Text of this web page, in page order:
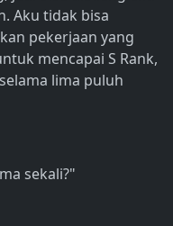
Aku tidak bisa
pekerjaan yang
mencapai S Rank,
lima puluh
sekali?"